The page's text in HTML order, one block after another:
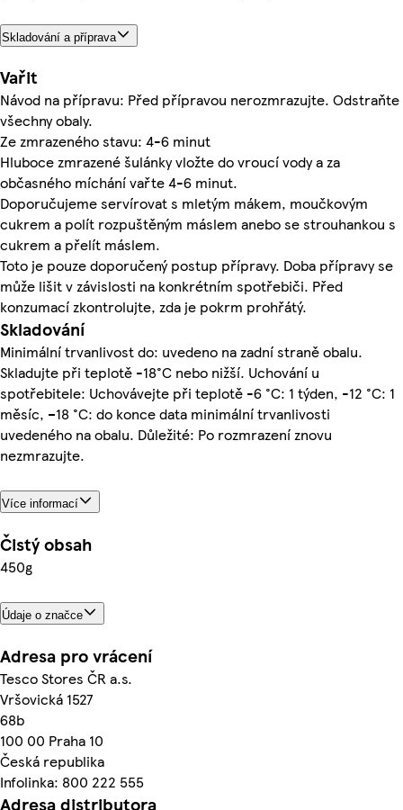
Skladování a příprava
Vařit
Návod na přípravu: Před přípravou nerozmrazujte. Odstraňte
všechny obaly.
Ze zmrazeného stavu: 4-6 minut
Hluboce zmrazené šulánky vložte do vroucí vody a za
občasného míchání vařte 4-6 minut.
Doporučujeme servírovat s mletým mákem, moučkovým
cukrem a polít rozpuštěným máslem anebo se strouhankou s
cukrem a přelít máslem.
Toto je pouze doporučený postup přípravy. Doba přípravy se
může lišit v závislosti na konkrétním spotřebiči. Před
konzumací zkontrolujte, zda je pokrm prohřátý.
Skladování
Minimální trvanlivost do: uvedeno na zadní straně obalu.
Skladujte při teplotě -18°C nebo nižší. Uchování u
spotřebitele: Uchovávejte při teplotě -6 °C: 1 týden, -12 °C: 1
měsíc, −18 °C: do konce data minimální trvanlivosti
uvedeného na obalu. Důležité: Po rozmrazení znovu
nezmrazujte.
Více informací
Čistý obsah
450g
Údaje o značce
Adresa pro vrácení
Tesco Stores ČR a.s.
Vršovická 1527
68b
100 00 Praha 10
Česká republika
Infolinka: 800 222 555
Adresa distributora